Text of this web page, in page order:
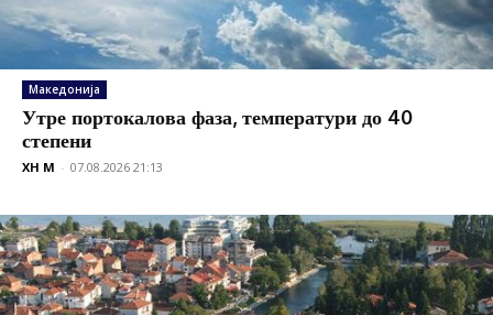
Македонија
Утре портокалова фаза, температури до 40
степени
XH M - 07.08.2026 21:13